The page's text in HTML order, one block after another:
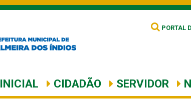
PORTAL
CIDADÃO SERVIDOR